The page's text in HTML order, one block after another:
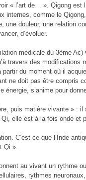
« l’art de… ». Qigong est
internes, comme le
une douleur, une relation
d’évoluer.
médicale du 3ème
travers des modifications
du moment où il
ne doit pas être compris
énergie, s’anime pour
puis matière vivante » : il
elle est à la fois onde et
C’est ce que l’Inde
Qi ».
au vivant un rythme
rythmes